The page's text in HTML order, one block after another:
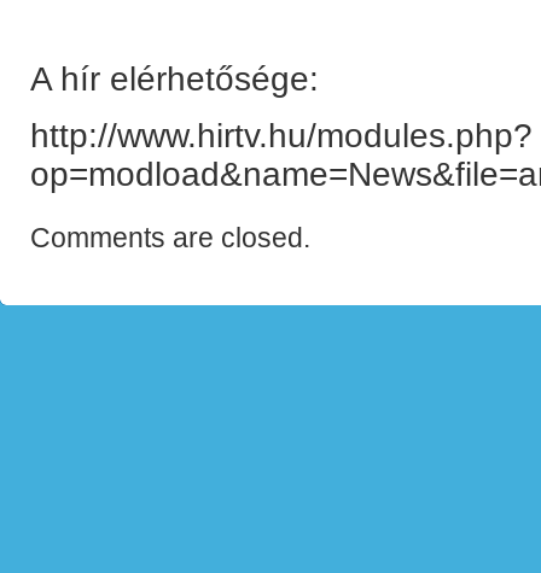
A hír elérhetősége:
http://www.hirtv.hu/modules.php?
Comments are closed.